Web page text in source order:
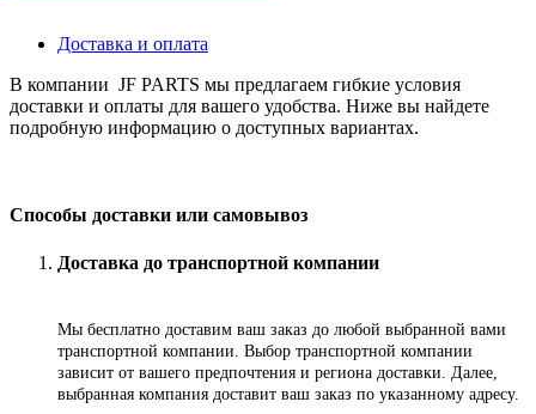
Доставка и оплата
В компании JF PARTS мы предлагаем гибкие условия
доставки и оплаты для вашего удобства. Ниже вы найдете
подробную информацию о доступных вариантах.
Способы доставки или самовывоз
Доставка до транспортной компании
Мы бесплатно доставим ваш заказ до любой выбранной вами
транспортной компании. Выбор транспортной компании
зависит от вашего предпочтения и региона доставки. Далее,
выбранная компания доставит ваш заказ по указанному адресу.